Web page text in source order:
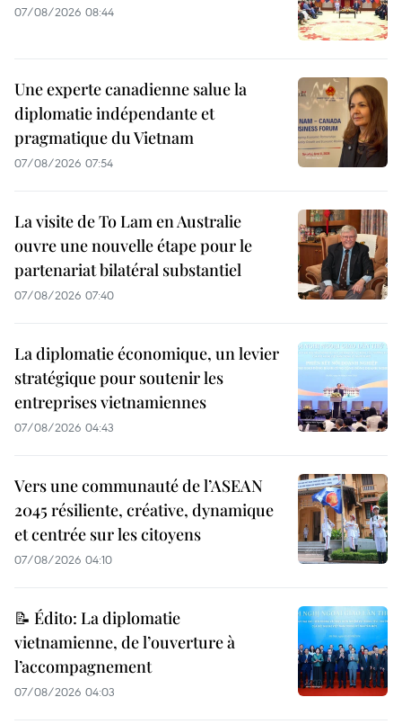
07/08/2026 08:44
Une experte canadienne salue la
diplomatie indépendante et
pragmatique du Vietnam
07/08/2026 07:54
La visite de To Lam en Australie
ouvre une nouvelle étape pour le
partenariat bilatéral substantiel
07/08/2026 07:40
La diplomatie économique, un levier
stratégique pour soutenir les
entreprises vietnamiennes
07/08/2026 04:43
Vers une communauté de l’ASEAN
2045 résiliente, créative, dynamique
et centrée sur les citoyens
07/08/2026 04:10
📝 Édito: La diplomatie
vietnamienne, de l’ouverture à
l’accompagnement
07/08/2026 04:03